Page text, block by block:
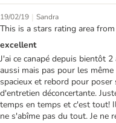
19/02/19 | Sandra
This is a stars rating area
excellent
J'ai ce canapé depuis bientôt
aussi mais pas pour les
spacieux et rebord pour
d'entretien déconcertante.
temps en temps et c'est tout!
ne s'abîme pas du tout. Je ne